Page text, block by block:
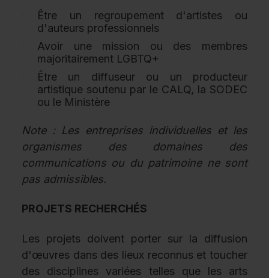
Être un regroupement d'artistes ou
d'auteurs professionnels
Avoir une mission ou des membres
majoritairement LGBTQ+
Être un diffuseur ou un producteur
artistique soutenu par le CALQ, la SODEC
ou le Ministère
Note : Les entreprises individuelles et les
organismes des domaines des
communications ou du patrimoine ne sont
pas admissibles.
PROJETS RECHERCHÉS
Les projets doivent porter sur la diffusion
d'œuvres dans des lieux reconnus et toucher
des disciplines variées telles que les arts